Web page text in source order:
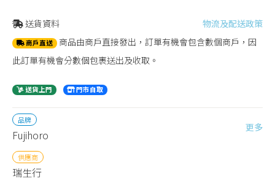
送貨資料 物流及配送政策
商戶直送 商品由商戶直接發出，訂單有機會包含數個商戶，因
此訂單有機會分數個包裹送出及收取。
送貨上門 門市自取
品牌
Fujihoro
更多
供應商
瑞生行